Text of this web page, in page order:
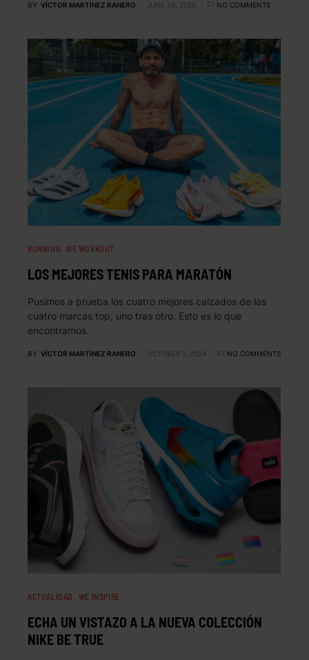
BY VÍCTOR MARTÍNEZ RANERO JUNE 29, 2025 NO COMMENTS
RUNNING WE WORKOUT
LOS MEJORES TENIS PARA MARATÓN
Pusimos a prueba los cuatro mejores calzados de las
cuatro marcas top, uno tras otro. Esto es lo que
encontramos.
BY VÍCTOR MARTÍNEZ RANERO OCTOBER 1, 2024 NO COMMENTS
ACTUALIDAD WE INSPIRE
ECHA UN VISTAZO A LA NUEVA COLECCIÓN
NIKE BE TRUE